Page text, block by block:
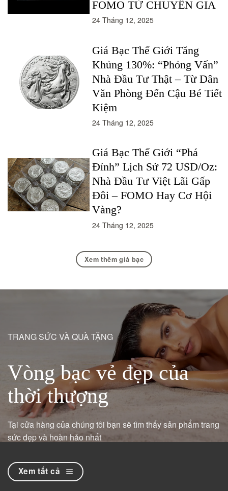
FOMO TỪ CHUYÊN GIA
24 Tháng 12, 2025
Giá Bạc Thế Giới Tăng
Khủng 130%: “Phỏng Vấn”
Nhà Đầu Tư Thật – Từ Dân
Văn Phòng Đến Cậu Bé Tiết
Kiệm
24 Tháng 12, 2025
Giá Bạc Thế Giới “Phá
Đỉnh” Lịch Sử 72 USD/Oz:
Nhà Đầu Tư Việt Lãi Gấp
Đôi – FOMO Hay Cơ Hội
Vàng?
24 Tháng 12, 2025
Xem thêm giá bạc
TRANG SỨC VÀ QUÀ TẶNG
Vòng bạc vẻ đẹp của
thời thượng
Tại cửa hàng của chúng tôi bạn sẽ tìm thấy sản phẩm trang
sức đẹp và hoàn hảo nhất
Xem tất cả